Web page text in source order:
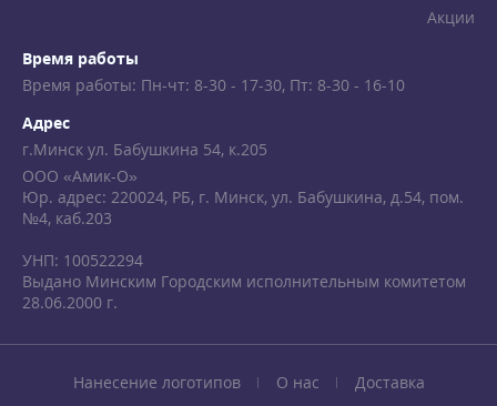
Акции
Время работы
Время работы: Пн-чт: 8-30 - 17-30, Пт: 8-30 - 16-10
Адрес
г.Минск ул. Бабушкина 54, к.205
ООО «Амик-О»
Юр. адрес: 220024, РБ, г. Минск, ул. Бабушкина, д.54, пом.
№4, каб.203
УНП: 100522294
Выдано Минским Городским исполнительным комитетом
28.06.2000 г.
Нанесение логотипов О нас Доставка